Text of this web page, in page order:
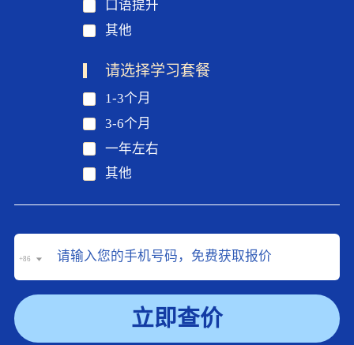
口语提升
其他
请选择学习套餐
1-3个月
3-6个月
一年左右
其他
+86
立即查价